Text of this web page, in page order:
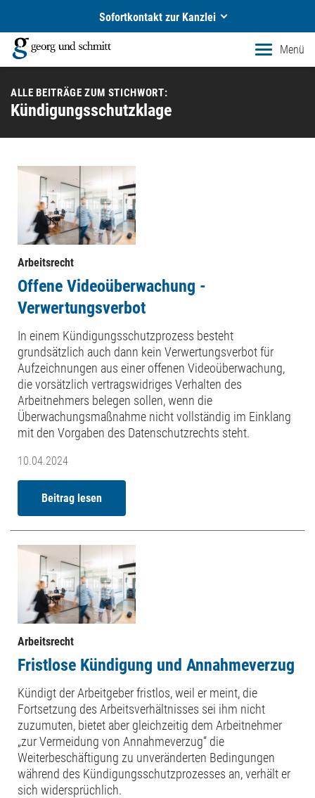
Sofortkontakt zur Kanzlei
georg und schmitt
Ihre Rechtsanwälte und Notare in Siegen
Rufen Sie uns an!
+49 271 405710
Menü
ALLE BEITRÄGE ZUM STICHWORT:
Kündigungsschutzklage
Arbeitsrecht
Offene Videoüberwachung -
Verwertungsverbot
In einem Kündigungsschutzprozess besteht
grundsätzlich auch dann kein Verwertungsverbot für
Aufzeichnungen aus einer offenen Videoüberwachung,
die vorsätzlich vertragswidriges Verhalten des
Arbeitnehmers belegen sollen, wenn die
Überwachungsmaßnahme nicht vollständig im Einklang
mit den Vorgaben des Datenschutzrechts steht.
10.04.2024
Beitrag lesen
Arbeitsrecht
Fristlose Kündigung und Annahmeverzug
Kündigt der Arbeitgeber fristlos, weil er meint, die
Fortsetzung des Arbeitsverhältnisses sei ihm nicht
zuzumuten, bietet aber gleichzeitig dem Arbeitnehmer
„zur Vermeidung von Annahmeverzug“ die
Weiterbeschäftigung zu unveränderten Bedingungen
während des Kündigungsschutzprozesses an, verhält er
sich widersprüchlich.